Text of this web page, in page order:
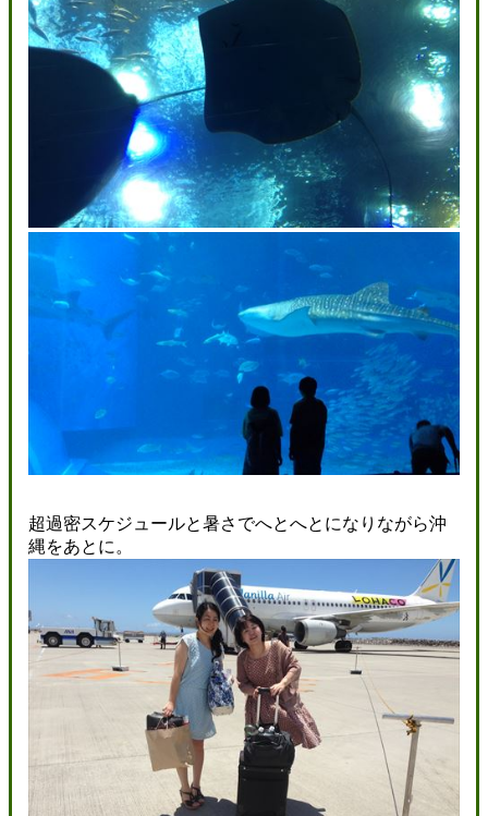
超過密スケジュールと暑さでへとへとになりながら沖
縄をあとに。